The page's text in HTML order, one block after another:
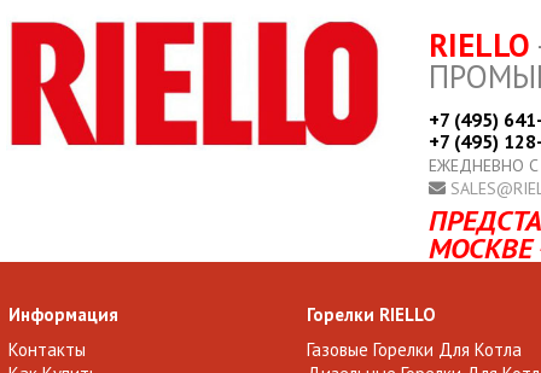
RIELLO
+7 (495)
+7 (495)
ЕЖЕДНЕВНО
МОСКВЕ
Информация
Контакты
Горелки RIELLO
Газовые Горелки Для Котла